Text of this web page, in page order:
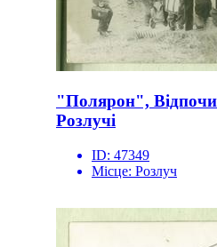
"Полярон",
Розлучі
ID: 47349
Місце: Розлуч